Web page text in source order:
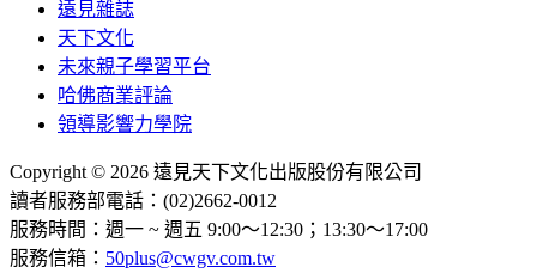
遠見雜誌
天下文化
未來親子學習平台
哈佛商業評論
領導影響力學院
Copyright © 2026 遠見天下文化出版股份有限公司
讀者服務部電話：(02)2662-0012
服務時間：週一 ~ 週五 9:00～12:30；13:30～17:00
服務信箱： 50plus@cwgv.com.tw